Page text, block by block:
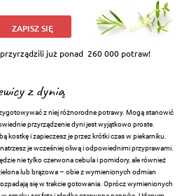
ZAPISZ SIĘ
już ponad 260 000 potraw!
z dynią
z niej różnorodne potrawy. Mogą stanowić
przyrządzenie dyni jest wyjątkowo proste.
kostkę i zapieczesz je przez krótki czas w piekarniku.
je wcześniej oliwą i odpowiednimi przyprawami.
nie tylko czerwona cebula i pomidory, ale również
lub brązowa – obie z wymienionych odmian
się w trakcie gotowania. Oprócz wymienionych